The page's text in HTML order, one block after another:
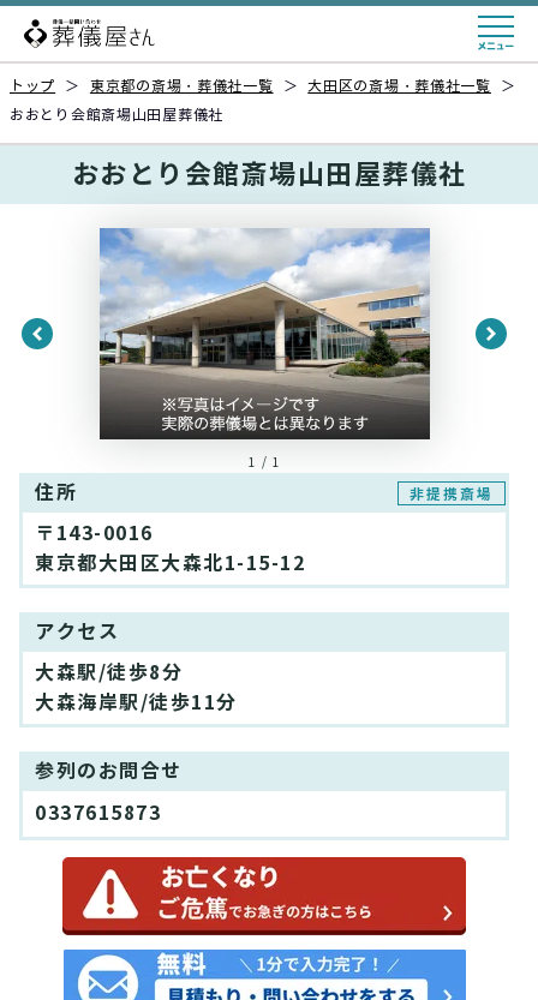
トップ ＞ 東京都の斎場・葬儀社一覧 ＞ 大田区の斎場・葬儀社一覧
＞
おおとり会館斎場山田屋葬儀社
おおとり会館斎場山田屋葬儀社
1 / 1
住所 非提携斎場
〒143-0016
東京都大田区大森北1-15-12
アクセス
大森駅/徒歩8分
大森海岸駅/徒歩11分
参列のお問合せ
0337615873